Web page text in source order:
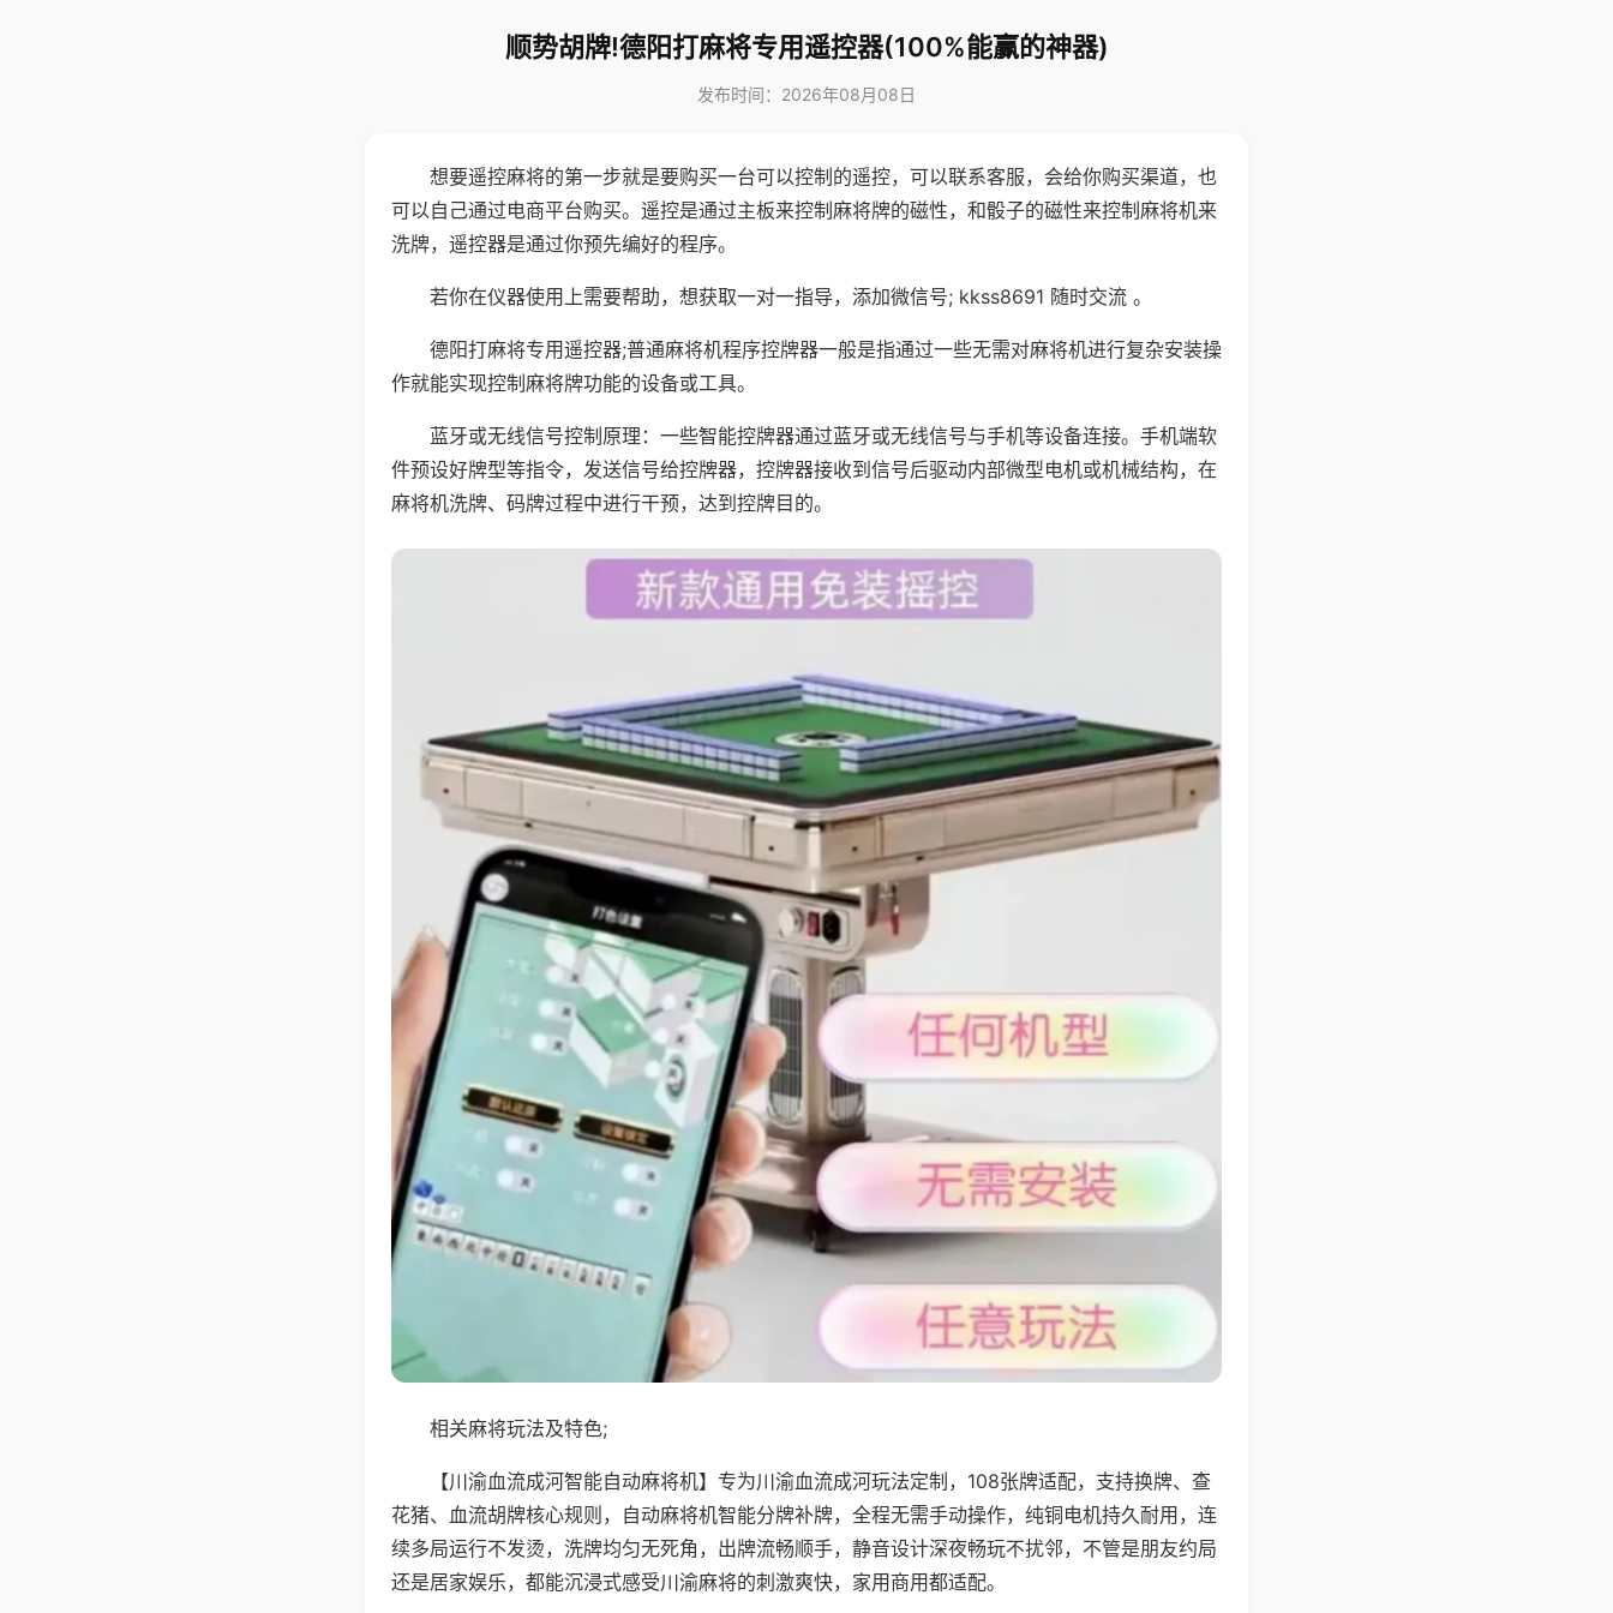
顺势胡牌!德阳打麻将专用遥控器(100%能赢的神器)
发布时间：2026年08月08日
想要遥控麻将的第一步就是要购买一台可以控制的遥控，可以联系客服，会给你购买渠道，也
可以自己通过电商平台购买。遥控是通过主板来控制麻将牌的磁性，和骰子的磁性来控制麻将机来
洗牌，遥控器是通过你预先编好的程序。
若你在仪器使用上需要帮助，想获取一对一指导，添加微信号; kkss8691 随时交流 。
德阳打麻将专用遥控器;普通麻将机程序控牌器一般是指通过一些无需对麻将机进行复杂安装操
作就能实现控制麻将牌功能的设备或工具。
蓝牙或无线信号控制原理：一些智能控牌器通过蓝牙或无线信号与手机等设备连接。手机端软
件预设好牌型等指令，发送信号给控牌器，控牌器接收到信号后驱动内部微型电机或机械结构，在
麻将机洗牌、码牌过程中进行干预，达到控牌目的。
相关麻将玩法及特色;
【川渝血流成河智能自动麻将机】专为川渝血流成河玩法定制，108张牌适配，支持换牌、查
花猪、血流胡牌核心规则，自动麻将机智能分牌补牌，全程无需手动操作，纯铜电机持久耐用，连
续多局运行不发烫，洗牌均匀无死角，出牌流畅顺手，静音设计深夜畅玩不扰邻，不管是朋友约局
还是居家娱乐，都能沉浸式感受川渝麻将的刺激爽快，家用商用都适配。